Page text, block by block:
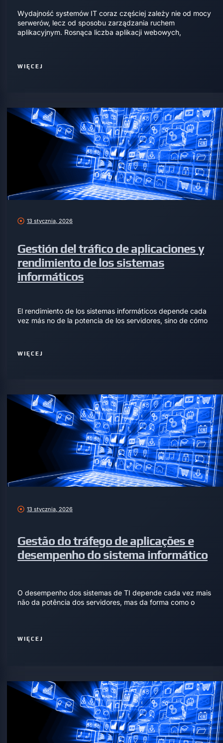
Wydajność systemów IT coraz częściej zależy nie od mocy
serwerów, lecz od sposobu zarządzania ruchem
aplikacyjnym. Rosnąca liczba aplikacji webowych,
WIĘCEJ
13 stycznia, 2026
Gestión del tráfico de aplicaciones y
rendimiento de los sistemas
informáticos
El rendimiento de los sistemas informáticos depende cada
vez más no de la potencia de los servidores, sino de cómo
WIĘCEJ
13 stycznia, 2026
Gestão do tráfego de aplicações e
desempenho do sistema informático
O desempenho dos sistemas de TI depende cada vez mais
não da potência dos servidores, mas da forma como o
WIĘCEJ